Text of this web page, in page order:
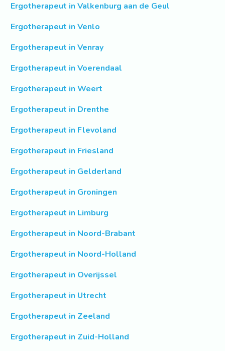
Ergotherapeut in Valkenburg aan de Geul
Ergotherapeut in Venlo
Ergotherapeut in Venray
Ergotherapeut in Voerendaal
Ergotherapeut in Weert
Ergotherapeut in Drenthe
Ergotherapeut in Flevoland
Ergotherapeut in Friesland
Ergotherapeut in Gelderland
Ergotherapeut in Groningen
Ergotherapeut in Limburg
Ergotherapeut in Noord-Brabant
Ergotherapeut in Noord-Holland
Ergotherapeut in Overijssel
Ergotherapeut in Utrecht
Ergotherapeut in Zeeland
Ergotherapeut in Zuid-Holland